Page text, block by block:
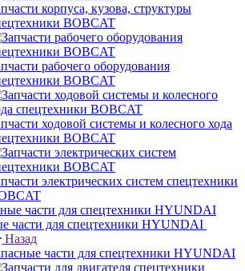
корпуса, кузова, структуры
BOBCAT
рабочего оборудования
BOBCAT
ходовой системы и колесного хода
BOBCAT
электрических систем спецтехники
части для спецтехники HYUNDAI
Назад
части для спецтехники HYUNDAI